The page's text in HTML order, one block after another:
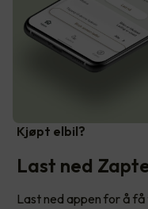
Kjøpt elbil?
Last ned
Last ned appen for å